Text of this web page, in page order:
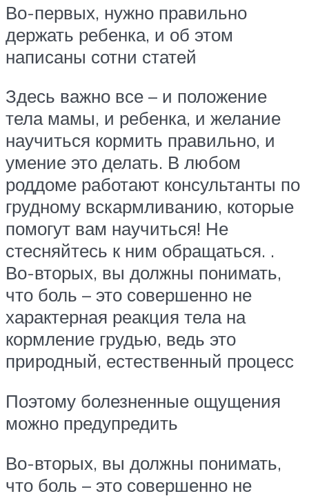
Во-первых, нужно правильно
держать ребенка, и об этом
написаны сотни статей
Здесь важно все – и положение
тела мамы, и ребенка, и желание
научиться кормить правильно, и
умение это делать. В любом
роддоме работают консультанты по
грудному вскармливанию, которые
помогут вам научиться! Не
стесняйтесь к ним обращаться. .
Во-вторых, вы должны понимать,
что боль – это совершенно не
характерная реакция тела на
кормление грудью, ведь это
природный, естественный процесс
Поэтому болезненные ощущения
можно предупредить
Во-вторых, вы должны понимать,
что боль – это совершенно не